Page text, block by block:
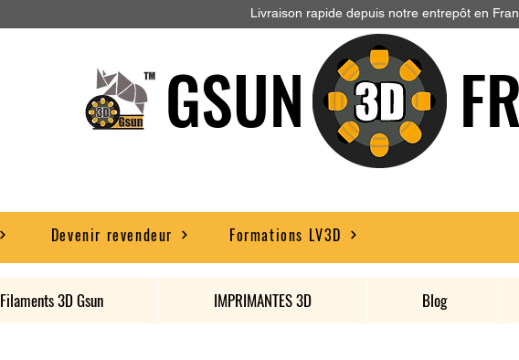
Livraison rapide depuis notre entrepôt en
GSUN
Devenir revendeur Formations LV3D
Filaments 3D Gsun IMPRIMANTES 3D Blog